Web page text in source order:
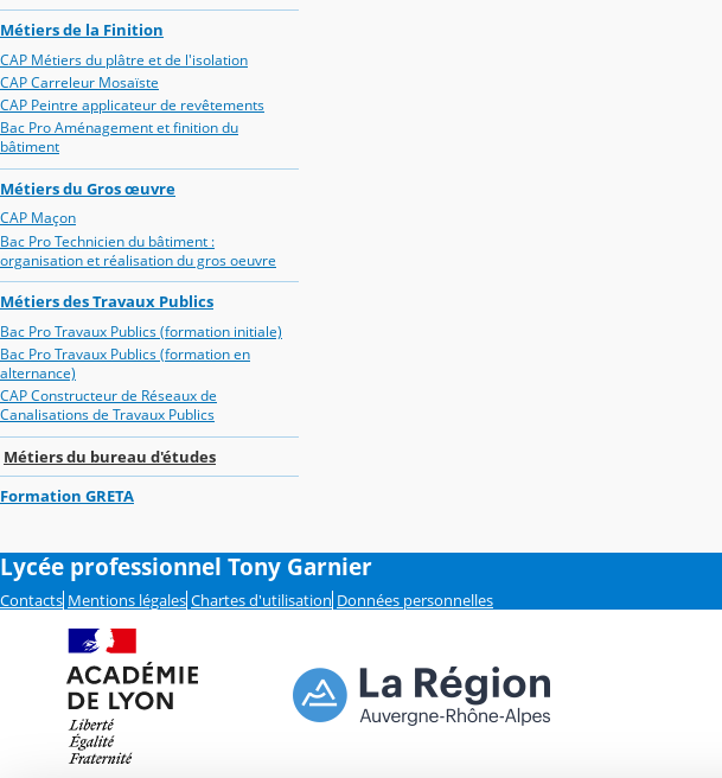
Métiers de la Finition
CAP Métiers du plâtre et de l'isolation
CAP Carreleur Mosaïste
CAP Peintre applicateur de revêtements
Bac Pro Aménagement et finition du
bâtiment
Métiers du Gros œuvre
CAP Maçon
Bac Pro Technicien du bâtiment :
organisation et réalisation du gros oeuvre
Métiers des Travaux Publics
Bac Pro Travaux Publics (formation initiale)
Bac Pro Travaux Publics (formation en
alternance)
CAP Constructeur de Réseaux de
Canalisations de Travaux Publics
Métiers du bureau d'études
Formation GRETA
Lycée professionnel Tony Garnier
Contacts Mentions légales Chartes d'utilisation Données personnelles